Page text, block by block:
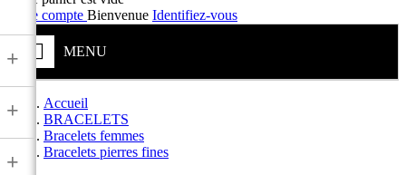
Votre compte Bienvenue Identifiez-vous
MENU
+
+
+
Accueil
BRACELETS
Bracelets femmes
Bracelets pierres fines